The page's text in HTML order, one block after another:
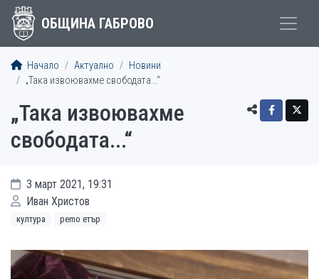
ОБЩИНА ГАБРОВО
Начало Актуално
Новини
„Така извоювахме свободата...“
„Така извоювахме
свободата...“
3 март 2021, 19:31
Иван Христов
култура рemo етър